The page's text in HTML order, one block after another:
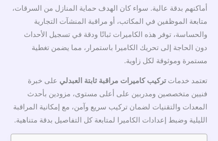
أماكنهم بدقة عالية. سواء كان الهدف حماية المنازل من السرقات،
متابعة الموظفين في المكاتب، أو مراقبة المنشآت التجارية
والحساسة، توفر هذه الكاميرات ثباتًا ودقة في تسجيل الأحداث
دون الحاجة إلى تحريك الكاميرا باستمرار، مما يضمن تغطية
مستمرة وموثوقة لكل زاوية.
تعتمد خدماتتركيب كاميرات مراقبة ثابتة العبدلي على خبرة
فنيين متخصصين ومدربين على أعلى مستوى، مزودين بأحدث
المعدات والتقنيات لضمان تركيب سريع وآمن، مع إمكانية المراقبة
الليلية وضبط إعدادات الكاميرا لمتابعة كل التفاصيل بدقة متناهية.